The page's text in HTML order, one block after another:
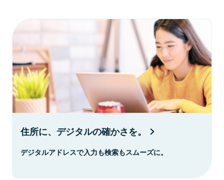
住所に、デジタルの確かさを。
デジタルアドレスで入力も検索もスムーズに。